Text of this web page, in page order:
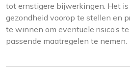
tot ernstigere bijwerkingen. Het
gezondheid voorop te stellen en
te winnen om eventuele risico’s
passende maatregelen te nemen.